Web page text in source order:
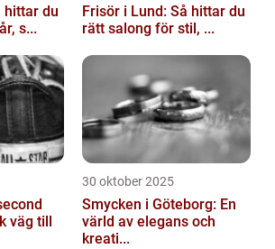
hittar du
s...
Frisör i Lund: Så hittar du
rätt salong för stil, ...
väg till
30 oktober 2025
Smycken i Göteborg: En
värld av elegans och
kreati...